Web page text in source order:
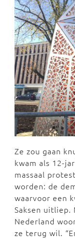
Ze zou gaan
kwam als 12-
massaal
worden: de
waarvoor een
Saksen uitliep.
Nederland
ze terug wil.